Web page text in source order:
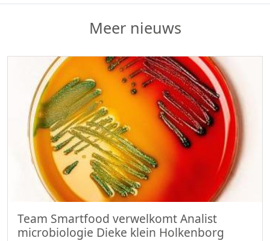
Meer nieuws
Team Smartfood verwelkomt Analist
microbiologie Dieke klein Holkenborg